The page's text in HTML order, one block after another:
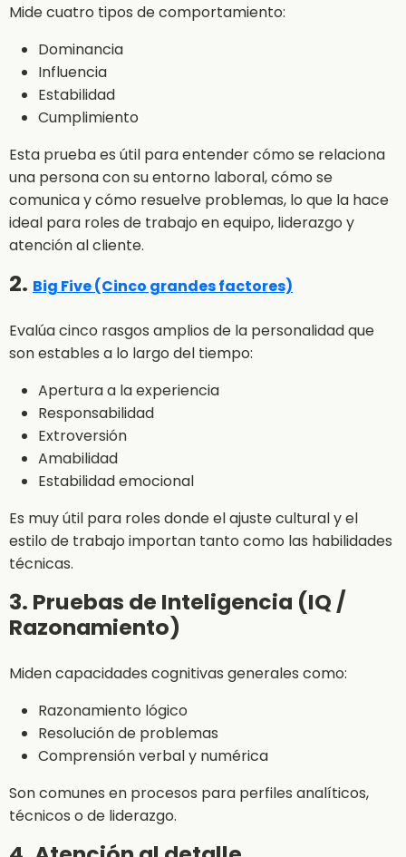
Mide cuatro tipos de comportamiento:
Dominancia
Influencia
Estabilidad
Cumplimiento
Esta prueba es útil para entender cómo se relaciona
una persona con su entorno laboral, cómo se
comunica y cómo resuelve problemas, lo que la hace
ideal para roles de trabajo en equipo, liderazgo y
atención al cliente.
2. Big Five (Cinco grandes factores)
Evalúa cinco rasgos amplios de la personalidad que
son estables a lo largo del tiempo:
Apertura a la experiencia
Responsabilidad
Extroversión
Amabilidad
Estabilidad emocional
Es muy útil para roles donde el ajuste cultural y el
estilo de trabajo importan tanto como las habilidades
técnicas.
3. Pruebas de Inteligencia (IQ /
Razonamiento)
Miden capacidades cognitivas generales como:
Razonamiento lógico
Resolución de problemas
Comprensión verbal y numérica
Son comunes en procesos para perfiles analíticos,
técnicos o de liderazgo.